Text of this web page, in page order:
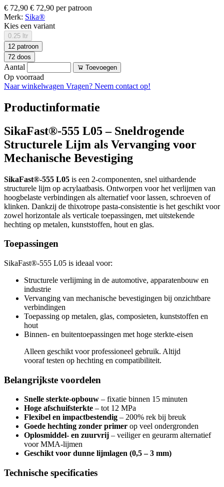
€ 72,90 € 72,90 per patroon
Merk: Sika®
Kies een variant
0.25 ltr
12 patroon
72 doos
Aantal Toevoegen
Op voorraad
Naar winkelwagen Vragen? Neem contact op!
Productinformatie
SikaFast®-555 L05 – Sneldrogende
Structurele Lijm als Vervanging voor
Mechanische Bevestiging
SikaFast®-555 L05 is een 2-componenten, snel uithardende
structurele lijm op acrylaatbasis. Ontworpen voor het verlijmen van
hoogbelaste verbindingen als alternatief voor lassen, schroeven of
klinken. Dankzij de thixotrope pasta-consistentie is het geschikt voor
zowel horizontale als verticale toepassingen, met uitstekende
hechting op metalen, kunststoffen, hout en glas.
Toepassingen
SikaFast®-555 L05 is ideaal voor:
Structurele verlijming in de automotive, apparatenbouw en
industrie
Vervanging van mechanische bevestigingen bij onzichtbare
verbindingen
Toepassing op metalen, glas, composieten, kunststoffen en
hout
Binnen- en buitentoepassingen met hoge sterkte-eisen
Alleen geschikt voor professioneel gebruik. Altijd
vooraf testen op hechting en compatibiliteit.
Belangrijkste voordelen
Snelle sterkte-opbouw – fixatie binnen 15 minuten
Hoge afschuifsterkte – tot 12 MPa
Flexibel en impactbestendig – 200% rek bij breuk
Goede hechting zonder primer op veel ondergronden
Oplosmiddel- en zuurvrij – veiliger en geurarm alternatief
voor MMA-lijmen
Geschikt voor dunne lijmlagen (0,5 – 3 mm)
Technische specificaties